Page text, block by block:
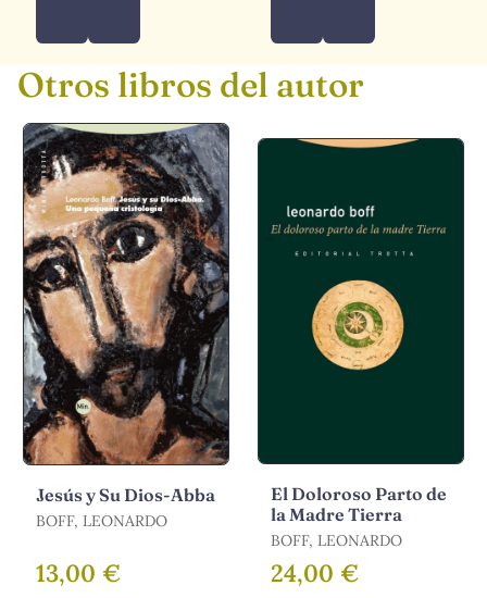
Otros libros del autor
Jesús y Su Dios-Abba
BOFF, LEONARDO
13,00 €
El Doloroso Parto de
la Madre Tierra
BOFF, LEONARDO
24,00 €